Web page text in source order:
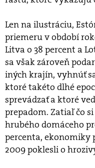
Len na ilustráciu,
priemeru v období
Litva o 38 percent a
sa však zároveň
iných krajín, vyhnúť
ktoré takéto dlhé
sprevádzať a ktoré
prepadom. Zatiaľ čo
hrubého domáceho
percenta, ekonomiky
2009 poklesli o